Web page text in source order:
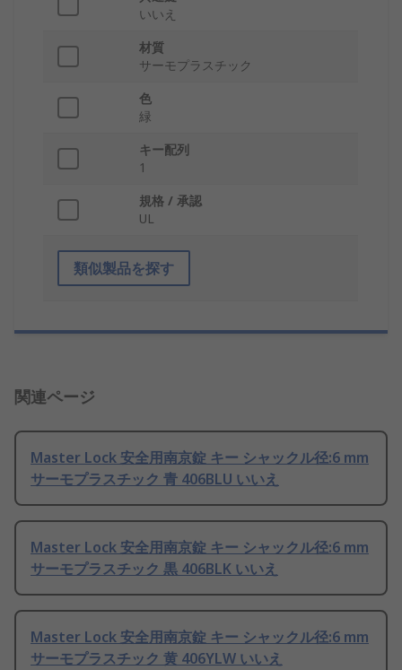
いいえ
材質
サーモプラスチック
色
緑
キー配列
1
規格 / 承認
UL
類似製品を探す
関連ページ
Master Lock 安全用南京錠 キー シャックル径:6 mm
サーモプラスチック 青 406BLU いいえ
Master Lock 安全用南京錠 キー シャックル径:6 mm
サーモプラスチック 黒 406BLK いいえ
Master Lock 安全用南京錠 キー シャックル径:6 mm
サーモプラスチック 黄 406YLW いいえ